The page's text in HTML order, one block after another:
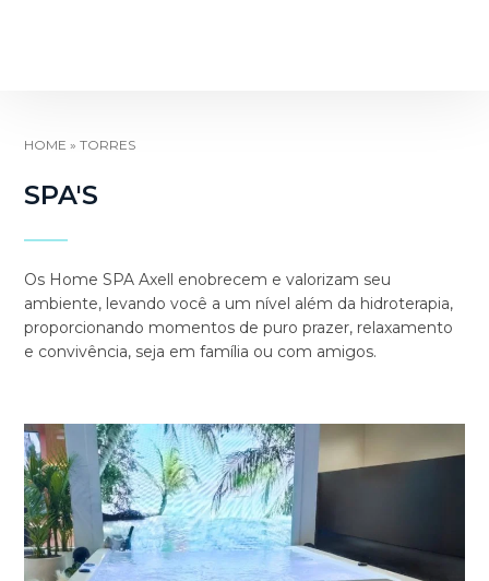
HOME »TORRES
SPA'S
Os Home SPA Axell enobrecem e valorizam seu
ambiente, levando você a um nível além da hidroterapia,
proporcionando momentos de puro prazer, relaxamento
e convivência, seja em família ou com amigos.